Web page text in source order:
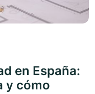
en España:
y cómo